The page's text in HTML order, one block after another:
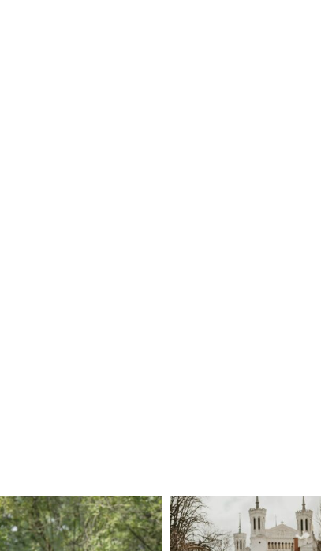
te motive à courir encore Tu souha